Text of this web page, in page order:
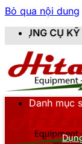
Bỏ qua nội dung
HITAMI -
Danh mục